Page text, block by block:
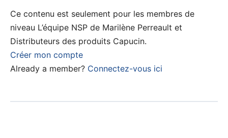
Ce contenu est seulement pour les membres de
niveau L’équipe NSP de Marilène Perreault et
Distributeurs des produits Capucin.
Créer mon compte
Already a member? Connectez-vous ici